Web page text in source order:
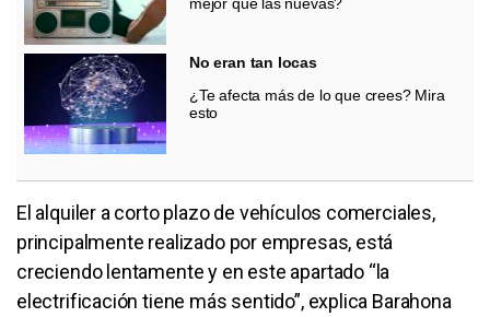
No eran tan locas
¿Te afecta más de lo que crees? Mira
esto
El alquiler a corto plazo de vehículos comerciales,
principalmente realizado por empresas, está
creciendo lentamente y en este apartado “la
electrificación tiene más sentido”, explica Barahona